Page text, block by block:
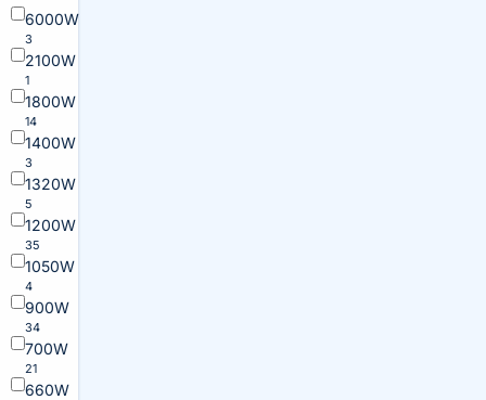
6000W
3
2100W
1
1800W
14
1400W
3
1320W
5
1200W
35
1050W
4
900W
34
700W
21
660W